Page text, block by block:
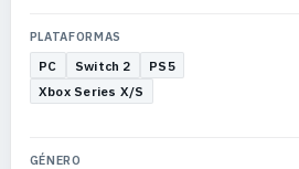
PLATAFORMAS
PC Switch 2
PS5
Xbox Series X/S
GÉNERO